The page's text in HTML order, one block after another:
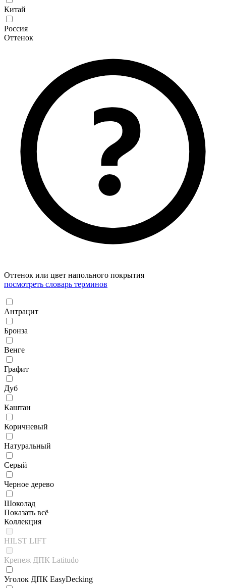
Китай
Россия
Оттенок
Оттенок или цвет напольного покрытия
посмотреть словарь терминов
Антрацит
Бронза
Венге
Графит
Дуб
Каштан
Коричневый
Натуральный
Серый
Черное дерево
Шоколад
Показать всё
Коллекция
HILST LIFT
Крепеж ДПК Latitudo
Уголок ДПК EasyDecking